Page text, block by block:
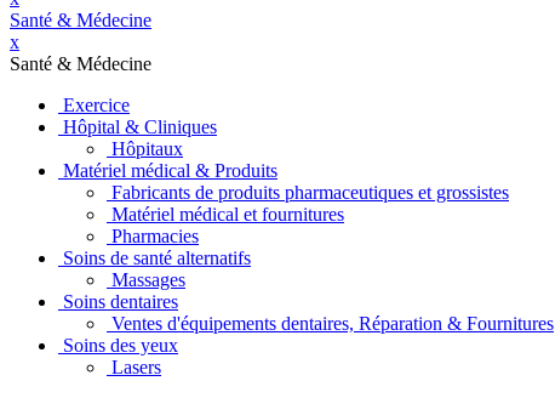
Santé & Médecine
x
Santé & Médecine
Exercice
Hôpital & Cliniques
Hôpitaux
Matériel médical & Produits
Fabricants de produits pharmaceutiques et grossistes
Matériel médical et fournitures
Pharmacies
Soins de santé alternatifs
Massages
Soins dentaires
Ventes d'équipements dentaires, Réparation & Fournitures
Soins des yeux
Lasers